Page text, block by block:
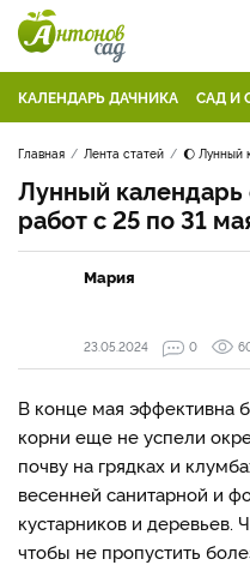
КАЛЕНДАРЬ ДАЧНИКА САД И
Главная Лента статей 🌔 Лунный
Лунный
работ с 25 по 31
Мария
23.05.2024
0
В конце мая эффективна
корни еще не успели
почву на грядках и
весенней санитарной и
кустарников и деревьев.
чтобы не пропустить